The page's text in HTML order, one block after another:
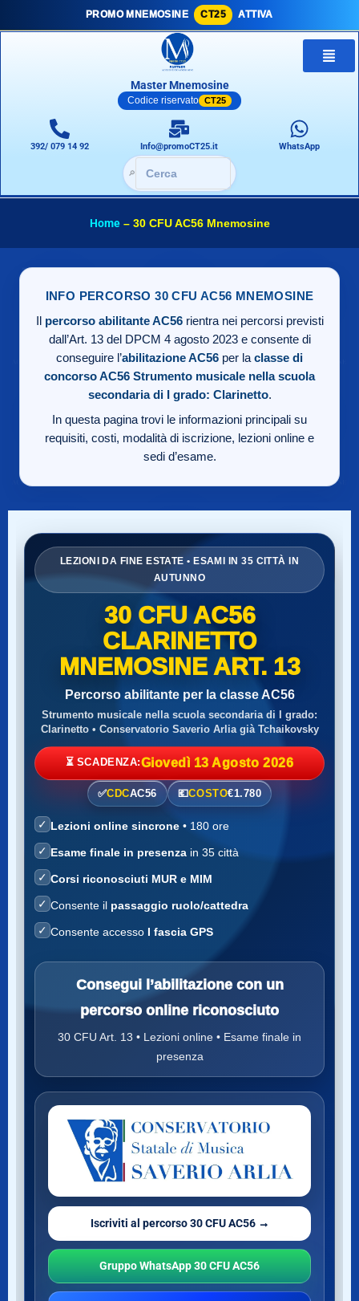
PROMO MNEMOSINE CT25 ATTIVA
Master Mnemosine
Codice riservato CT25
392/ 079 14 92 Info@promoCT25.it WhatsApp
🔎
Home– 30 CFU AC56 Mnemosine
INFO PERCORSO 30 CFU AC56 MNEMOSINE
percorso abilitante AC56rientra nei percorsi previsti
dall’Art. 13 del DPCM 4 agosto 2023 e consente di
conseguire l’abilitazione AC56 per la classe di
concorso AC56 Strumento musicale nella scuola
secondaria di I grado: Clarinetto.
In questa pagina trovi le informazioni principali su
requisiti, costi, modalità di iscrizione, lezioni online e
sedi d’esame.
LEZIONI DA FINE ESTATE • ESAMI IN 35 CITTÀ IN
AUTUNNO
30 CFU AC56
CLARINETTO
MNEMOSINE ART. 13
Percorso abilitante per la classe AC56
Strumento musicale nella scuola secondaria di I grado:
Clarinetto • Conservatorio Saverio Arlia già Tchaikovsky
⏳ SCADENZA:Giovedì 13 Agosto 2026
✅CDCAC56 💶COSTO€1.780
✓ Lezioni online sincrone • 180 ore
✓ Esame finale in presenza in 35 città
✓ Corsi riconosciuti MUR e MIM
✓ Consente il passaggio ruolo/cattedra
✓ Consente accesso I fascia GPS
Consegui l’abilitazione con un
percorso online riconosciuto
30 CFU Art. 13 • Lezioni online • Esame finale in
presenza
Iscriviti al percorso 30 CFU AC56 →
Gruppo WhatsApp 30 CFU AC56